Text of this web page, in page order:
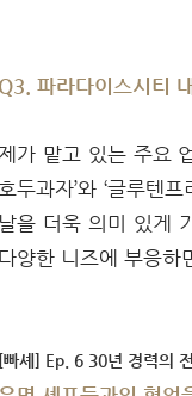
Q3. 파라다이스시티
가 맡고 있는 주요
두과자’와 ‘글루텐
날을 더욱 의미 있게
다양한 니즈에 부응하
[빠셰] Ep. 6 30년 경력의